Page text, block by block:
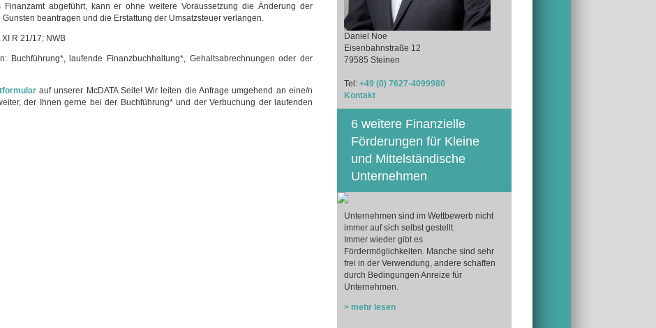
abgeführt, kann er ohne weitere Voraussetzung die Änderung der
beantragen und die Erstattung der Umsatzsteuer verlangen.
R 21/17; NWB
Buchführung*, laufende Finanzbuchhaltung*, Gehaltsabrechnungen oder der
auf unserer McDATA Seite! Wir leiten die Anfrage umgehend an eine/n
der Ihnen gerne bei der Buchführung* und der Verbuchung der laufenden
Daniel Noe
Eisenbahnstraße 12
79585 Steinen
Tel: +49 (0) 7627-4099980
Kontakt
6 weitere Finanzielle
Förderungen für Kleine
und Mittelständische
Unternehmen
Unternehmen sind im Wettbewerb nicht
immer auf sich selbst gestellt.
Immer wieder gibt es
Fördermöglichkeiten. Manche sind sehr
frei in der Verwendung, andere schaffen
durch Bedingungen Anreize für
Unternehmen.
> mehr lesen